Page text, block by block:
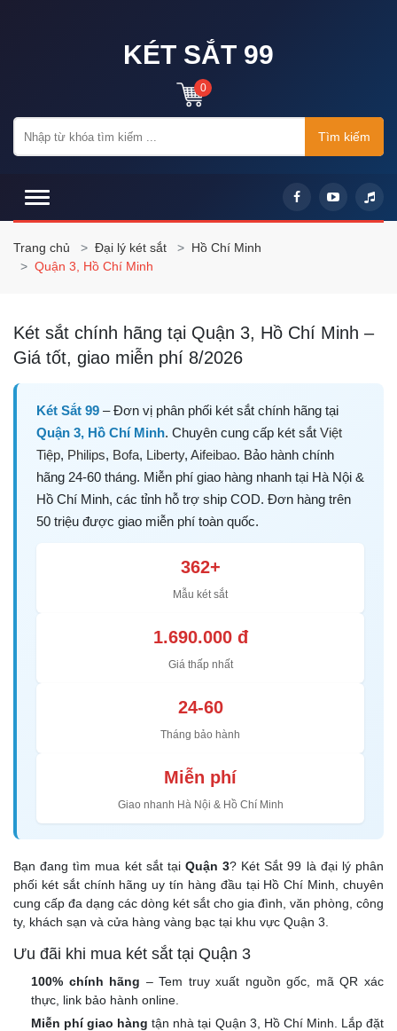
KÉT SẮT 99
0
Tìm kiếm
Trang chủ Đại lý két sắt
Hồ Chí Minh
Quận 3, Hồ Chí Minh
Két sắt chính hãng tại Quận 3, Hồ Chí Minh –
Giá tốt, giao miễn phí 8/2026
Két Sắt 99 – Đơn vị phân phối két sắt chính hãng tại
Quận 3, Hồ Chí Minh. Chuyên cung cấp két sắt Việt
Tiệp, Philips, Bofa, Liberty, Aifeibao. Bảo hành chính
hãng 24-60 tháng. Miễn phí giao hàng nhanh tại Hà Nội &
Hồ Chí Minh, các tỉnh hỗ trợ ship COD. Đơn hàng trên
50 triệu được giao miễn phí toàn quốc.
362+
Mẫu két sắt
1.690.000 đ
Giá thấp nhất
24-60
Tháng bảo hành
Miễn phí
Giao nhanh Hà Nội & Hồ Chí Minh
Bạn đang tìm mua két sắt tại Quận 3? Két Sắt 99 là đại lý phân
phối két sắt chính hãng uy tín hàng đầu tại Hồ Chí Minh, chuyên
cung cấp đa dạng các dòng két sắt cho gia đình, văn phòng, công
ty, khách sạn và cửa hàng vàng bạc tại khu vực Quận 3.
Ưu đãi khi mua két sắt tại Quận 3
100% chính hãng – Tem truy xuất nguồn gốc, mã QR xác
thực, link bảo hành online.
Miễn phí giao hàng tận nhà tại Quận 3, Hồ Chí Minh. Lắp đặt